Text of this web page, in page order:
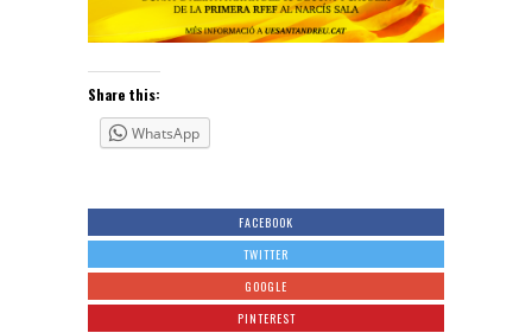
Share this:
WhatsApp
FACEBOOK
TWITTER
GOOGLE
PINTEREST